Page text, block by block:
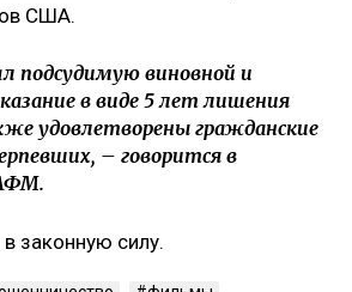
США.
подсудимую виновной и
в виде 5 лет лишения
удовлетворены гражданские
– говорится в
законную силу.